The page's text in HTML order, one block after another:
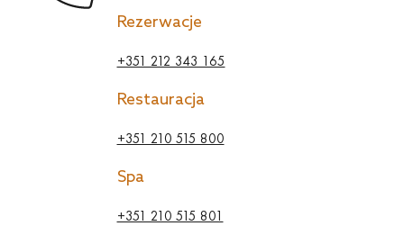
Rezerwacje
+351 212 343 165
Restauracja
+351 210 515 800
Spa
+351 210 515 801